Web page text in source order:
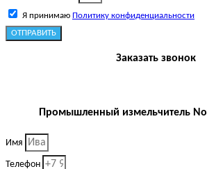
Я принимаю Политику конфиденциальности
ОТПРАВИТЬ
Заказать звонок
Промышленный измельчитель
Имя
Телефон